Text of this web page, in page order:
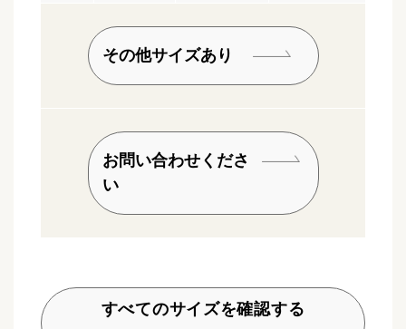
その他サイズあり
お問い合わせくださ
い
すべてのサイズを確認する